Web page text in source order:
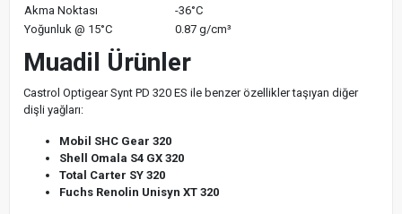
Akma Noktası
-36°C
Yoğunluk @ 15°C
0.87 g/cm³
Muadil Ürünler
Castrol Optigear Synt PD 320 ES ile benzer özellikler taşıyan diğer
dişli yağları:
Mobil SHC Gear 320
Shell Omala S4 GX 320
Total Carter SY 320
Fuchs Renolin Unisyn XT 320